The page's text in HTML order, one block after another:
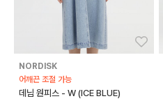
NORDISK
어깨끈 조절 가능
데님 원피스 - W (ICE BLUE)